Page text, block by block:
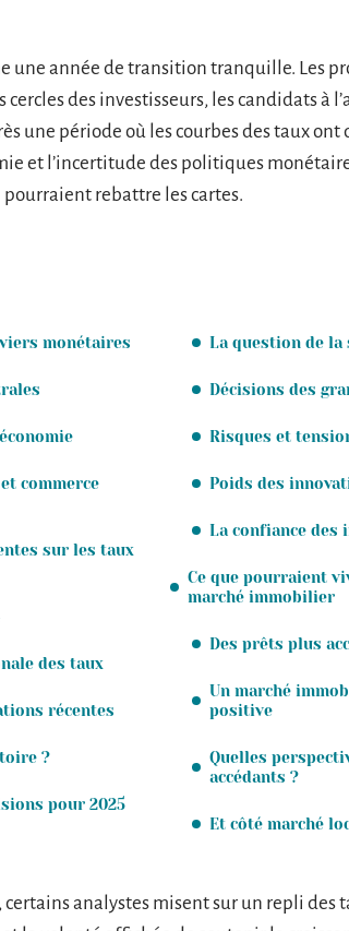
une année de transition tranquille. Les
des investisseurs, les candidats à
une période où les courbes des taux ont
et l’incertitude des politiques
rebattre les cartes.
monétaires
commerce
sur les taux
des taux
récentes
?
pour 2025
La question de
Décisions des
Risques et
Poids des
La confiance des
Ce que pourraient
marché immobilier
Des prêts plus
Un marché
positive
Quelles
accédants ?
Et côté marché
analystes misent sur un repli des